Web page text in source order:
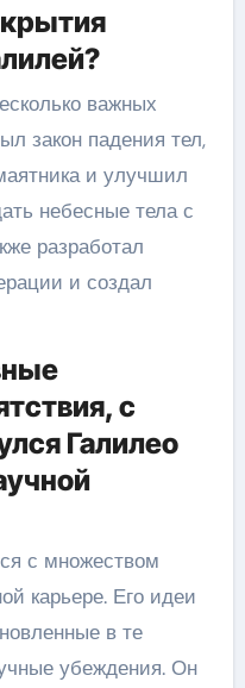
важных
закон падения тел,
и улучшил
небесные тела с
разработал
и создал
с
Галилео
с множеством
карьере. Его идеи
в те
убеждения. Он